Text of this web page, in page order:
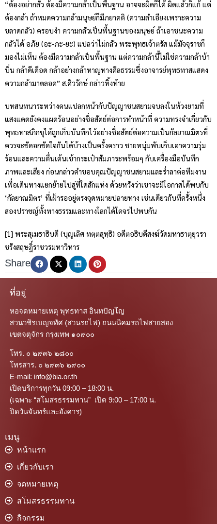
“ต้องอย่ากลัว ต้องมีความกล้าเป็นพื้นฐาน อาจจะผิดก็ได้ ผิดแล้วก็แก้ แต่
ต้องกล้า ถ้าหมดความกล้ามนุษย์ก็มีภยาคติ (ความลำเอียงเพราะความ
ขลาดกลัว) ครอบงำ ความกลัวเป็นพื้นฐานของมนุษย์ ถ้าเอาชนะความ
กลัวได้ อภัย (อะ-ภะ-ยะ) แปลว่าไม่กลัว พระพุทธเจ้าตรัส แม้มัจจุราชก็
มองไม่เห็น ต้องมีความกล้าเป็นพื้นฐาน แต่ความกล้านี้ไม่ใช่ความกล้าบ้า
บิ่น กล้าดีเดือด กล้าอย่างกล้าหาญทางศีลธรรมซึ่งอาจารย์พุทธทาสแสดง
ความกล้ามาตลอด” ส.ศิวรักษ์ กล่าวทิ้งท้าย
บทสนทนาระหว่างคนแปลกหน้ากับปัญญาชนสยามจบลงในห้วงยามที่
แสงแดดยังคงแผดร้อนอย่างซื่อสัตย์ต่อการทำหน้าที่ ความทรงจำเกี่ยวกับ
พุทธทาสภิกขุได้ถูกเก็บบันทึกไว้อย่างซื่อสัตย์ต่อความเป็นกัลยาณมิตรที่
ควรจะขัดอกขัดใจกันได้บ้างเป็นครั้งคราว ชายหนุ่มพับเก็บเอาความรุ่ม
ร้อนและความตื่นเต้นเข้ากระเป๋าสัมภาระพร้อมๆ กับเครื่องมือบันทึก
ภาพและเสียง ก่อนกล่าวคำขอบคุณปัญญาชนสยามและร่ำลาต่อทีมงาน
เพื่อเดินทางแยกย้ายไปสู่ที่ใดสักแห่ง ด้วยหวังว่าเขาจะมีโอกาสได้พบกับ
‘กัลยาณมิตร’ ที่เฝ้ารออยู่ตรงจุดหมายปลายทาง เช่นเดียวกับที่ครั้งหนึ่ง
สองปราชญ์ทั้งทางธรรมและทางโลกได้โคจรไปพบกัน
[1] พระสุเมธาธิบดี (บุญเลิศ ทตฺตสุทฺธิ) อดีตอธิบดีสงฆ์วัดมหาธาตุยุวรา
ชรังสฤษฎิ์ราชวรมหาวิหาร
Share
ที่อยู่
หอจดหมายเหตุ พุทธทาส อินทปัญโญ
สวนวชิรเบญจทัศ (สวนรถไฟ) ถนนนิคมรถไฟสายสอง
เขตจตุจักร กรุงเทพ ๑๐๙๐๐
โทร. ๐ ๒๙๓๖ ๒๘๐๐
โทรสาร. ๐ ๒๙๓๖ ๒๙๐๐
E-mail: info@bia.or.th
เปิดบริการทุกวัน 09:00 – 18:00 น.
(เฉพาะ “สโมสรธรรมทาน” เปิด 9:00 – 17:00 น.
ปิดวันจันทร์และอังคาร)
เมนู
หน้าแรก
เกี่ยวกับเรา
จดหมายเหตุ
สโมสรธรรมทาน
กิจกรรม